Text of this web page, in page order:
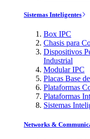
Sistemas Inteligentes
Box IPC
Chasis para
Dispositivos
Industrial
Modular IPC
Placas Base
Plataformas
Plataformas
Sistemas
Networks &